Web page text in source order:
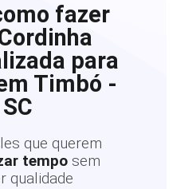
fazer
para
Timbó -
SC
que querem
tempo sem
qualidade